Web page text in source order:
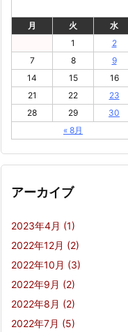
月
火 水
« 8月
1 2
7
8 9
14
15 16
21
22 23
28
29 30
アーカイブ
2023年4月 (1)
2022年12月 (2)
2022年10月 (3)
2022年9月 (2)
2022年8月 (2)
2022年7月 (5)